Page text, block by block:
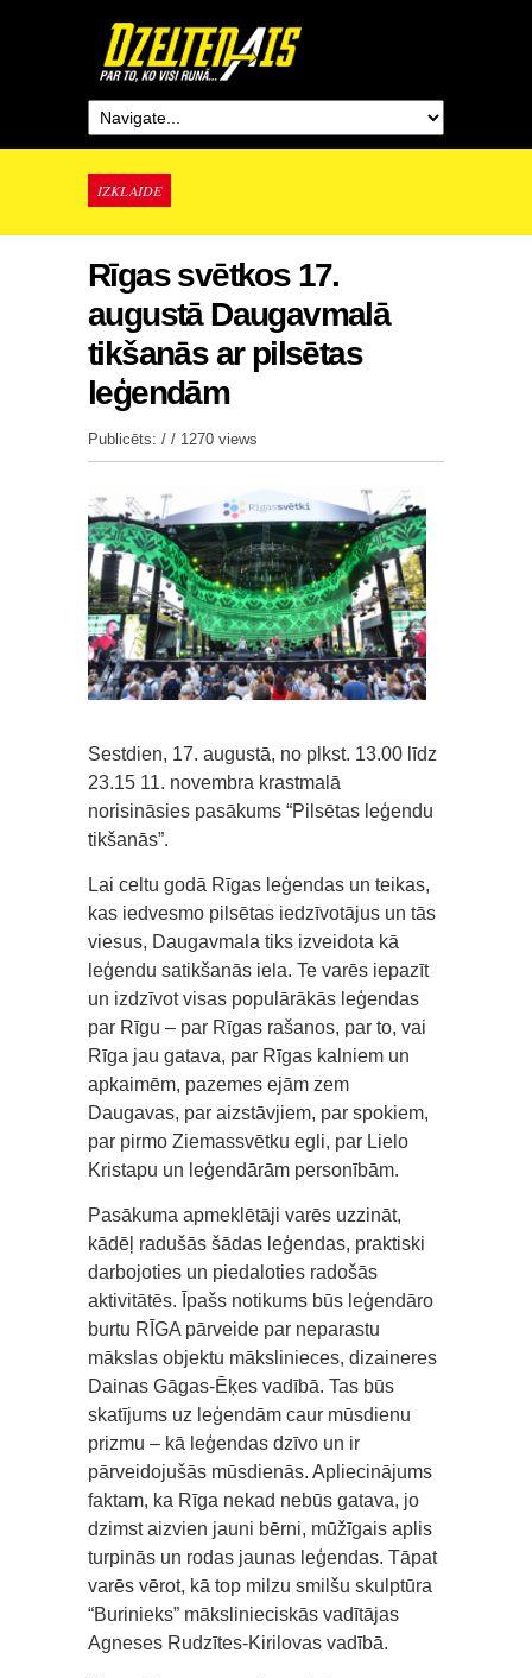
IZKLAIDE
Rīgas svētkos 17.
augustā Daugavmalā
tikšanās ar pilsētas
leģendām
Publicēts: / / 1270 views
Sestdien, 17. augustā, no plkst. 13.00 līdz
23.15 11. novembra krastmalā
norisināsies pasākums “Pilsētas leģendu
tikšanās”.
Lai celtu godā Rīgas leģendas un teikas,
kas iedvesmo pilsētas iedzīvotājus un tās
viesus, Daugavmala tiks izveidota kā
leģendu satikšanās iela. Te varēs iepazīt
un izdzīvot visas populārākās leģendas
par Rīgu – par Rīgas rašanos, par to, vai
Rīga jau gatava, par Rīgas kalniem un
apkaimēm, pazemes ejām zem
Daugavas, par aizstāvjiem, par spokiem,
par pirmo Ziemassvētku egli, par Lielo
Kristapu un leģendārām personībām.
Pasākuma apmeklētāji varēs uzzināt,
kādēļ radušās šādas leģendas, praktiski
darbojoties un piedaloties radošās
aktivitātēs. Īpašs notikums būs leģendāro
burtu RĪGA pārveide par neparastu
mākslas objektu mākslinieces, dizaineres
Dainas Gāgas-Ēķes vadībā. Tas būs
skatījums uz leģendām caur mūsdienu
prizmu – kā leģendas dzīvo un ir
pārveidojušās mūsdienās. Apliecinājums
faktam, ka Rīga nekad nebūs gatava, jo
dzimst aizvien jauni bērni, mūžīgais aplis
turpinās un rodas jaunas leģendas. Tāpat
varēs vērot, kā top milzu smilšu skulptūra
“Burinieks” mākslinieciskās vadītājas
Agneses Rudzītes-Kirilovas vadībā.